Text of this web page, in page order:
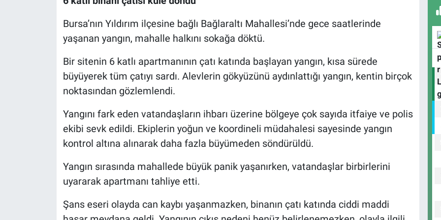
Bursa’nın Yıldırım ilçesine bağlı Bağlaraltı Mahallesi’nde gece saatlerinde
yaşanan yangın, mahalle halkını sokağa döktü.
Bir sitenin 6 katlı apartmanının çatı katında başlayan yangın, kısa sürede
büyüyerek tüm çatıyı sardı. Alevlerin gökyüzünü aydınlattığı yangın, kentin birçok
noktasından gözlemlendi.
Yangını fark eden vatandaşların ihbarı üzerine bölgeye çok sayıda itfaiye ve polis
ekibi sevk edildi. Ekiplerin yoğun ve koordineli müdahalesi sayesinde yangın
kontrol altına alınarak daha fazla büyümeden söndürüldü.
Yangın sırasında mahallede büyük panik yaşanırken, vatandaşlar birbirlerini
uyararak apartmanı tahliye etti.
Şans eseri olayda can kaybı yaşanmazken, binanın çatı katında ciddi maddi
Nöbetçi Eczaneler